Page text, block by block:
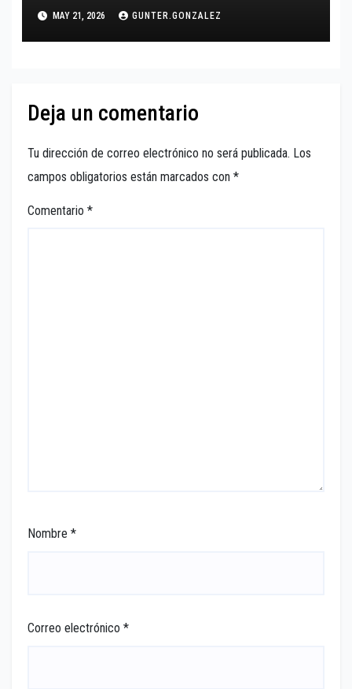
MAY 21, 2026 GUNTER.GONZALEZ
Deja un comentario
Tu dirección de correo electrónico no será publicada. Los
campos obligatorios están marcados con *
Comentario *
Nombre *
Correo electrónico *